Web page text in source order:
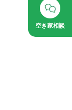
空き家相談